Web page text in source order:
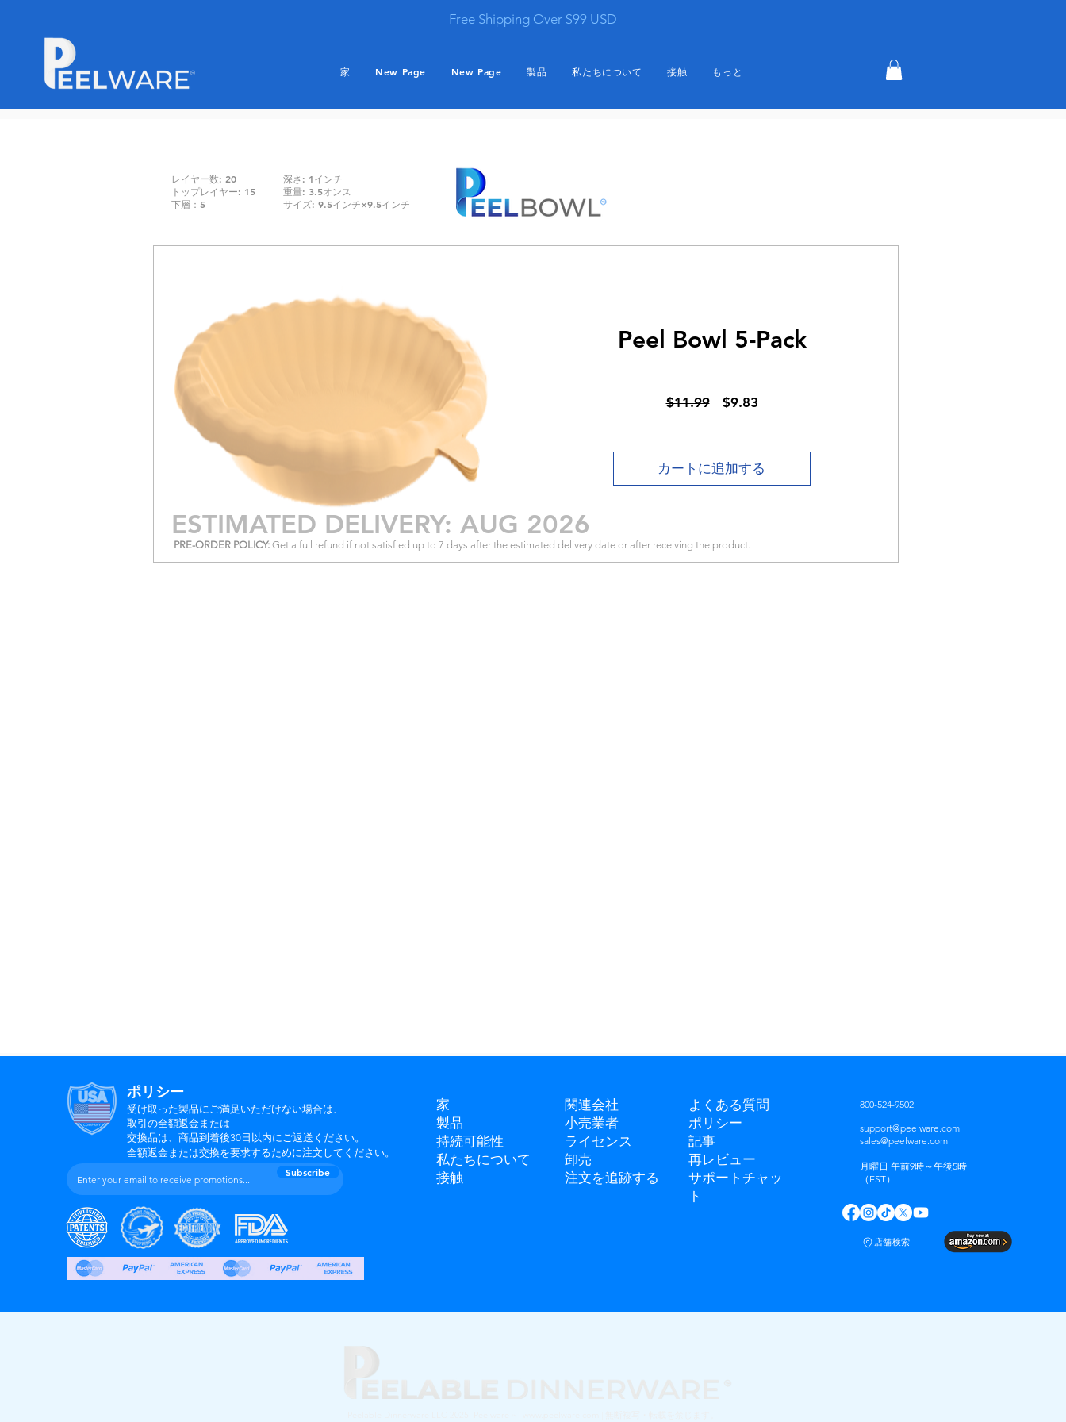
Free Shipping Over $99 USD
家 New Page New Page 製品 私たちについて 接触 もっと
深さ: 1インチ
重量: 3.5オンス
サイズ: 9.5インチ×9.5インチ
レイヤー数: 20
トップレイヤー: 15
下層：5
Peel Bowl 5-Pack
$11.99
通
格
$9.83セ
価
格
カートに追加する
ESTIMATED DELIVERY: AUG 2026
PRE-ORDER POLICY: Get a full refund if not satisfied up to 7 days after the estimated delivery date or after receiving the product.
ポリシー
受け取った製品にご満足いただけない場合は、
取引の全額返金または
交換品は、商品到着後30日以内にご返送ください。
全額返金または交換を要求するために注文してください。
Subscribe
家
製品
持続可能性
私たちについて
接触
関連会社
小売業者
ライセンス
卸売
注文を追跡する
よくある質問
ポリシー
記事
再レビュー
サポートチャッ
ト
800-524-9502
support@peelware.com
sales@peelware.com
月曜日 午前9時～午後5時
（EST）
店舗検索